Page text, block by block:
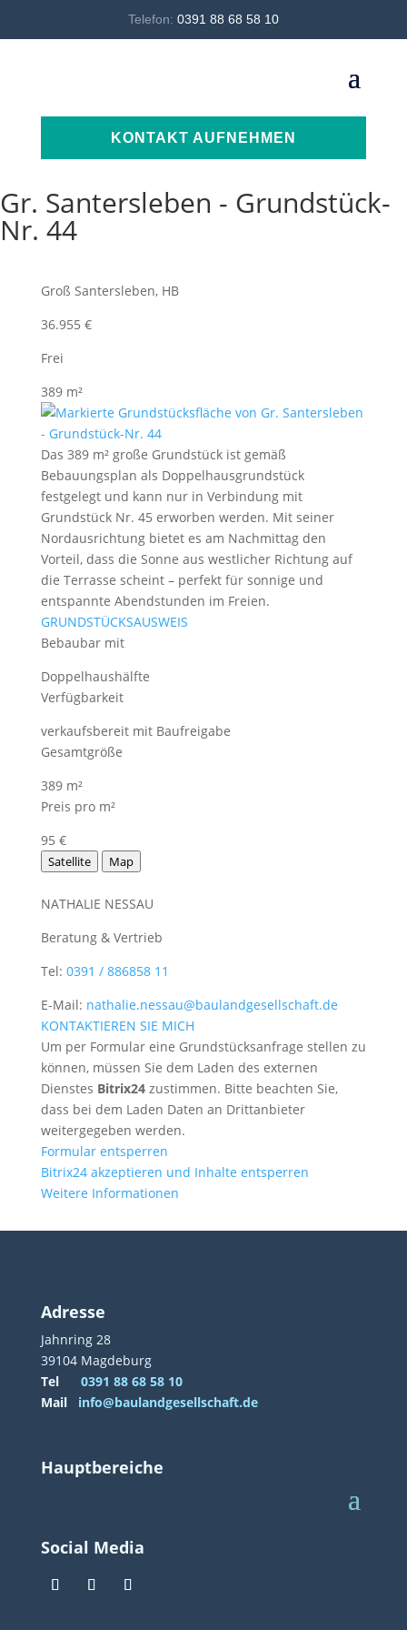
Telefon: 0391 88 68 58 10
KONTAKT AUFNEHMEN
Gr. Santersleben - Grundstück-
Nr. 44
Groß Santersleben, HB
36.955 €
Frei
389 m²
Das 389 m² große Grundstück ist gemäß
Bebauungsplan als Doppelhausgrundstück
festgelegt und kann nur in Verbindung mit
Grundstück Nr. 45 erworben werden. Mit seiner
Nordausrichtung bietet es am Nachmittag den
Vorteil, dass die Sonne aus westlicher Richtung auf
die Terrasse scheint – perfekt für sonnige und
entspannte Abendstunden im Freien.
GRUNDSTÜCKSAUSWEIS
Bebaubar mit
Doppelhaushälfte
Verfügbarkeit
verkaufsbereit mit Baufreigabe
Gesamtgröße
389 m²
Preis pro m²
95 €
Satellite Map
NATHALIE NESSAU
Beratung & Vertrieb
Tel: 0391 / 886858 11
E-Mail: nathalie.nessau@baulandgesellschaft.de
KONTAKTIEREN SIE MICH
Um per Formular eine Grundstücksanfrage stellen zu
können, müssen Sie dem Laden des externen
Dienstes Bitrix24zustimmen. Bitte beachten Sie,
dass bei dem Laden Daten an Drittanbieter
weitergegeben werden.
Formular entsperren
Bitrix24 akzeptieren und Inhalte entsperren
Weitere Informationen
Adresse
Jahnring 28
39104 Magdeburg
Tel
0391 88 68 58 10
Mail info@baulandgesellschaft.de
Hauptbereiche
Social Media